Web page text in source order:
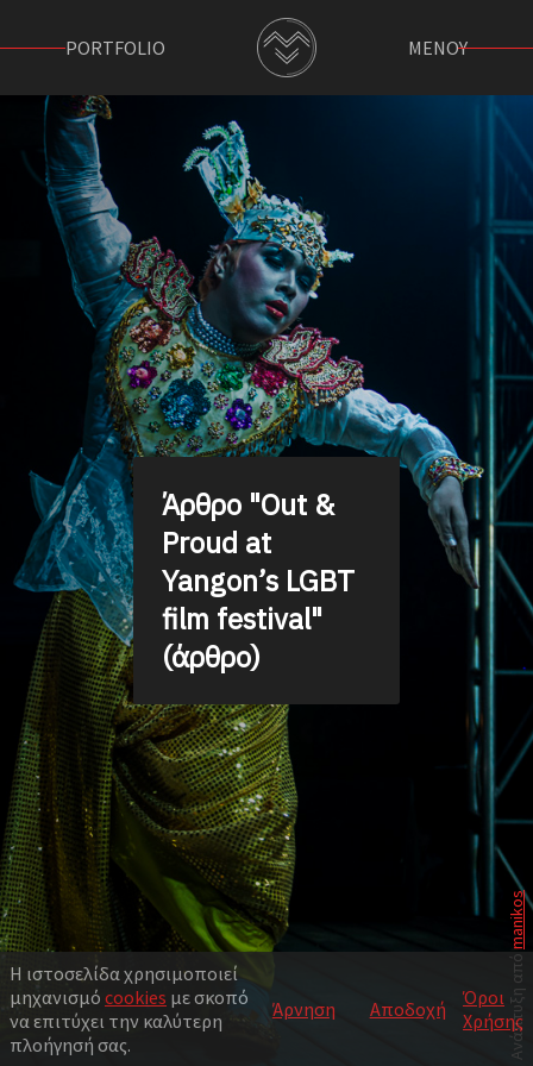
Η ιστοσελίδα χρησιμοποιεί
μηχανισμό cookies με σκοπό
να επιτύχει την καλύτερη
πλοήγησή σας.
Άρνηση Αποδοχή
Όροι
Χρήσης
PORTFOLIO ΜΕΝΟΥ
Ανάπτυξη από
manikos
Άρθρο "Out &
Proud at
Yangon’s LGBT
film festival"
(άρθρο)